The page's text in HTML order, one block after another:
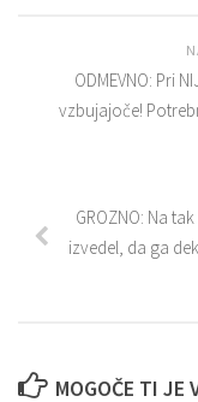
ODMEVNO: Pri
vzbujajoče!
GROZNO: Na
izvedel, da ga
MOGOČE TI JE